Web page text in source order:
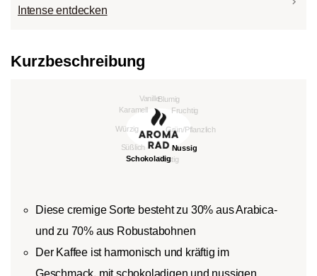
Intense entdecken
Kurzbeschreibung
Diese cremige Sorte besteht zu 30% aus Arabica-
und zu 70% aus Robustabohnen
Der Kaffee ist harmonisch und kräftig im
Geschmack, mit schokoladigen und nussigen